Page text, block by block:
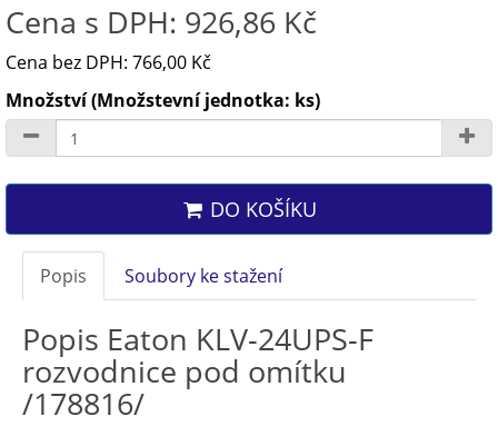
Cena s DPH: 926,86 Kč
Cena bez DPH: 766,00 Kč
Množství (Množstevní jednotka: ks)
DO KOŠÍKU
Popis Soubory ke stažení
Popis Eaton KLV-24UPS-F
rozvodnice pod omítku
/178816/